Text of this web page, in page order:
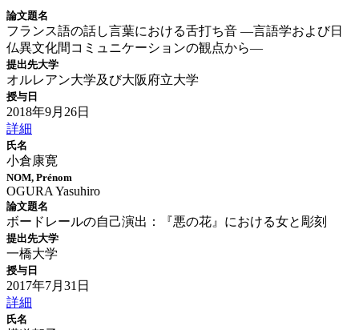
論文題名
フランス語の話し言葉における舌打ち音 ―言語学および日
仏異文化間コミュニケーションの観点から―
提出先大学
オルレアン大学及び大阪府立大学
授与日
2018年9月26日
詳細
氏名
小倉康寛
NOM, Prénom
OGURA Yasuhiro
論文題名
ボードレールの自己演出：『悪の花』における女と彫刻
提出先大学
一橋大学
授与日
2017年7月31日
詳細
氏名